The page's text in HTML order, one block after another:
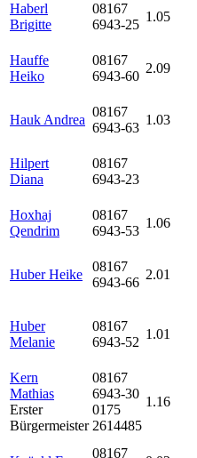
Haberl
Brigitte
08167
6943-25
1.05
Hauffe
Heiko
08167
6943-60
2.09
Hauk Andrea
08167
6943-63
1.03
Hilpert
Diana
08167
6943-23
Hoxhaj
Qendrim
08167
6943-53
1.06
Huber Heike
08167
6943-66
2.01
Huber
Melanie
08167
6943-52
1.01
Kern
Mathias
Erster
Bürgermeister
08167
6943-30
0175
2614485
1.16
08167